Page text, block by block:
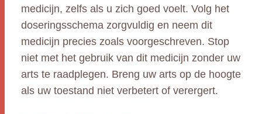
medicijn, zelfs als u zich goed voelt. Volg het
doseringsschema zorgvuldig en neem dit
medicijn precies zoals voorgeschreven. Stop
niet met het gebruik van dit medicijn zonder uw
arts te raadplegen. Breng uw arts op de hoogte
als uw toestand niet verbetert of verergert.